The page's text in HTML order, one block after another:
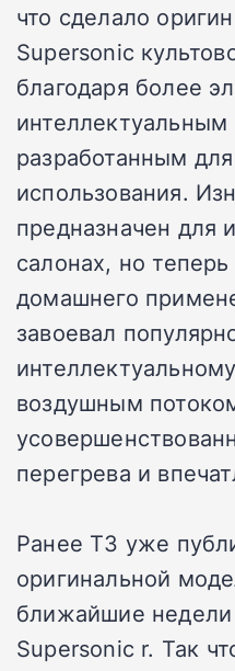
что сделало
Supersonic
благодаря более
интеллектуальным
разработанным
использования.
предназначен для
салонах, но
домашнего
завоевал
воздушным
перегрева и
Ранее T3 уже
оригинальной
ближайшие
Supersonic r. Так